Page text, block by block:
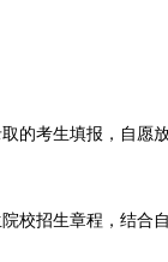
考生填报，自愿
招生章程，结合